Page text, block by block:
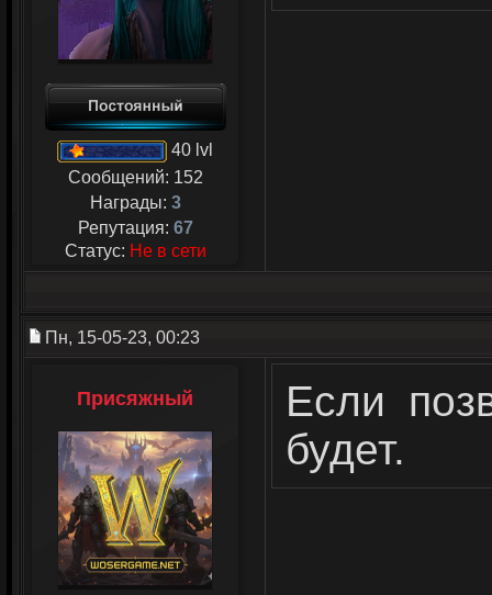
40 lvl
Сообщений: 152
Награды: 3
Репутация: 67
Статус: Не в сети
Пн, 15-05-23, 00:23
Присяжный
Если
будет.